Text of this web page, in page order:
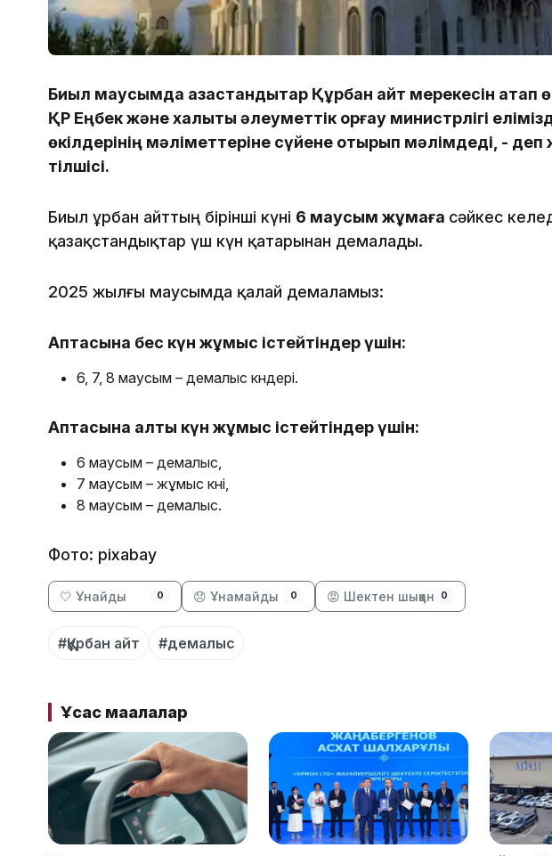
Биыл маусымда қазақстандықтар Құрбан айт мерекесін атап
ҚР Еңбек және халықты әлеуметтік қорғау министрлігі
өкілдерінің мәліметтеріне сүйене отырып мәлімдеді, -
тілшісі.
Биыл Құрбан айттың бірінші күні 6 маусым жұмаға сәйкес
қазақстандықтар үш күн қатарынан демалады.
2025 жылғы маусымда қалай демаламыз:
Аптасына бес күн жұмыс істейтіндер үшін:
6, 7, 8 маусым – демалыс күндері.
Аптасына алты күн жұмыс істейтіндер үшін:
6 маусым – демалыс,
7 маусым – жұмыс күні,
8 маусым – демалыс.
Фото: pixabay
🤍 Ұнайды 0 😞 Ұнамайды 0 😡 Шектен шыққан 0
#Құрбан айт #демалыс
Ұқсас мақалалар